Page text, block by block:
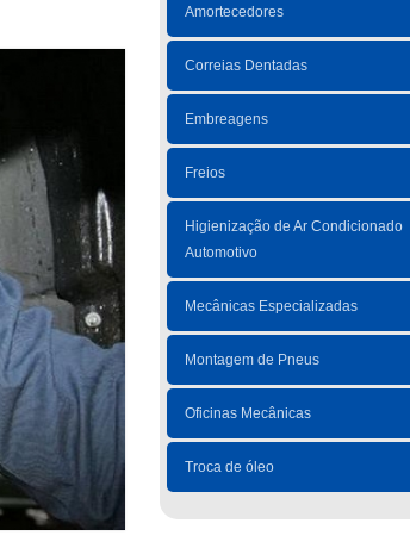
Amortecedores
Correias Dentadas
Embreagens
Freios
Higienização de Ar Condicionado
Automotivo
Mecânicas Especializadas
Montagem de Pneus
Oficinas Mecânicas
Troca de óleo